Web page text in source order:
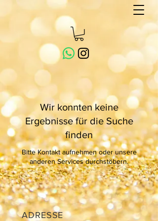
Wir konnten keine
Ergebnisse für die Suche
finden
Bitte Kontakt aufnehmen oder unsere
anderen Services durchstöbern.
ADRESSE